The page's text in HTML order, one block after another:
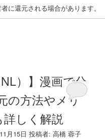
に還元される場合があります。
）】漫画で分
の方法やメリ
しく解説
月15日 投稿者:高橋 蓉子